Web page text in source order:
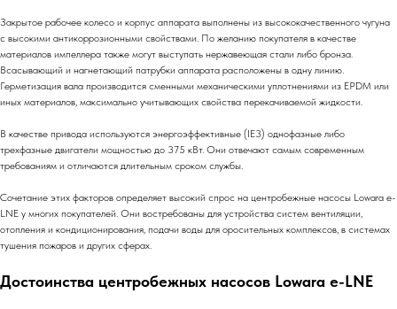
Закрытое рабочее колесо и корпус аппарата выполнены из высококачественного чугуна
с высокими антикоррозионными свойствами. По желанию покупателя в качестве
материалов импеллера также могут выступать нержавеющая стали либо бронза.
Всасывающий и нагнетающий патрубки аппарата расположены в одну линию.
Герметизация вала производится сменными механическими уплотнениями из EPDM или
иных материалов, максимально учитывающих свойства перекачиваемой жидкости.
В качестве привода используются энергоэффективные (IE3) однофазные либо
трехфазные двигатели мощностью до 375 кВт. Они отвечают самым современным
требованиям и отличаются длительным сроком службы.
Сочетание этих факторов определяет высокий спрос на центробежные насосы Lowara e-
LNE у многих покупателей. Они востребованы для устройства систем вентиляции,
отопления и кондиционирования, подачи воды для оросительных комплексов, в системах
тушения пожаров и других сферах.
Достоинства центробежных насосов Lowara e-LNE